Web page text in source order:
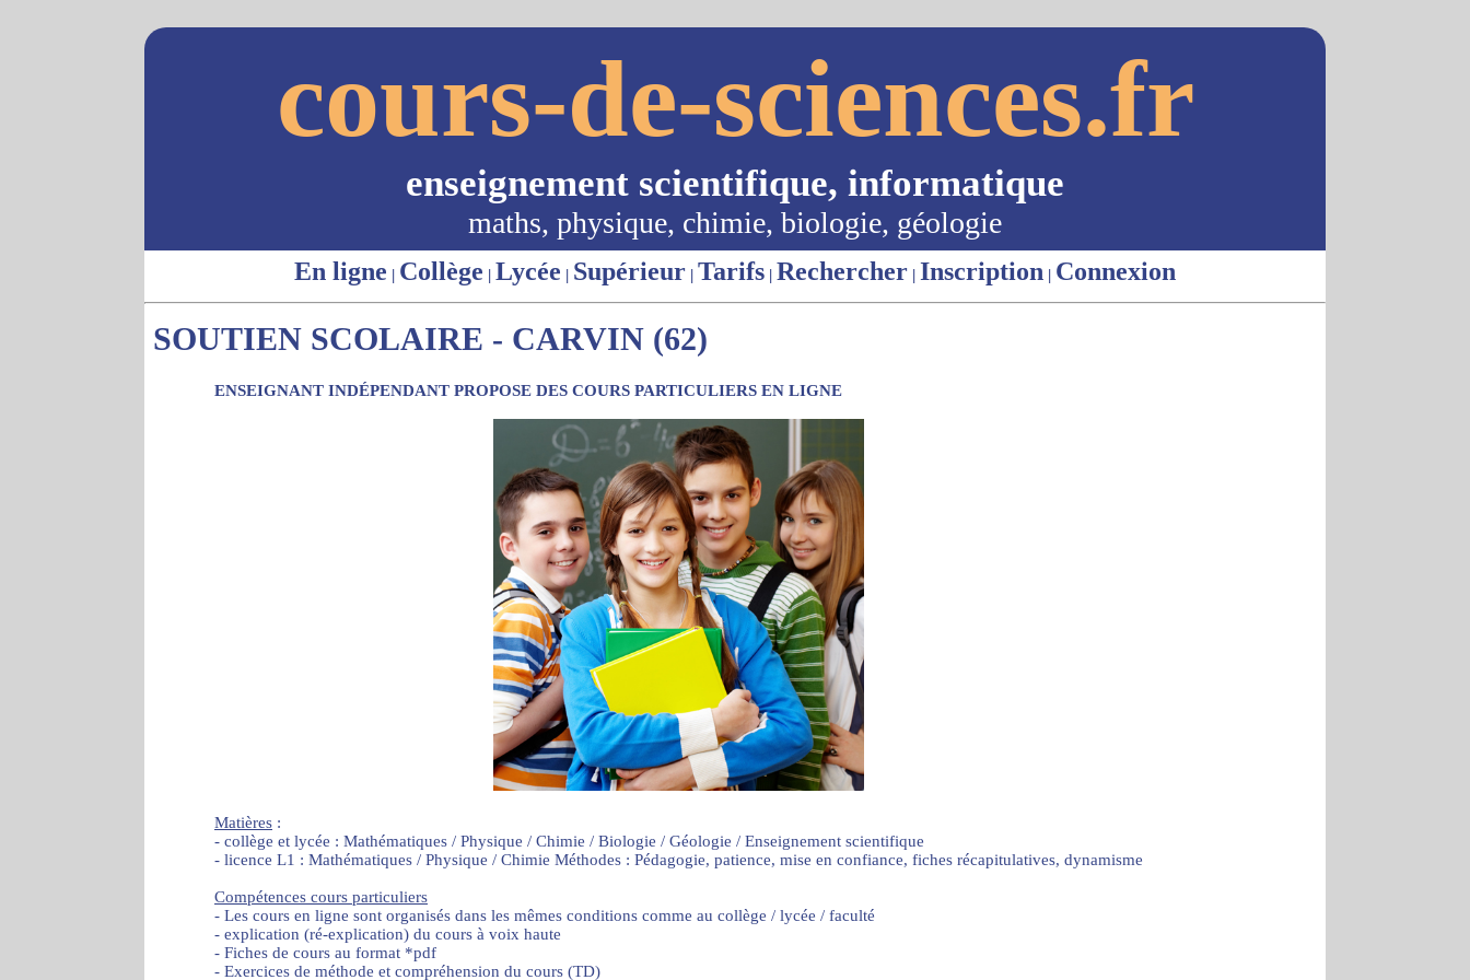
cours-de-sciences.fr
enseignement scientifique, informatique
maths, physique, chimie, biologie, géologie
En ligne | Collège | Lycée | Supérieur | Tarifs | Rechercher | Inscription | Connexion
SOUTIEN SCOLAIRE - CARVIN (62)
ENSEIGNANT INDÉPENDANT PROPOSE DES COURS PARTICULIERS EN LIGNE
Matières :
- collège et lycée : Mathématiques / Physique / Chimie / Biologie / Géologie / Enseignement scientifique
- licence L1 : Mathématiques / Physique / Chimie Méthodes : Pédagogie, patience, mise en confiance, fiches récapitulatives, dynamisme
Compétences cours particuliers
- Les cours en ligne sont organisés dans les mêmes conditions comme au collège / lycée / faculté
- explication (ré-explication) du cours à voix haute
- Fiches de cours au format *pdf
- Exercices de méthode et compréhension du cours (TD)